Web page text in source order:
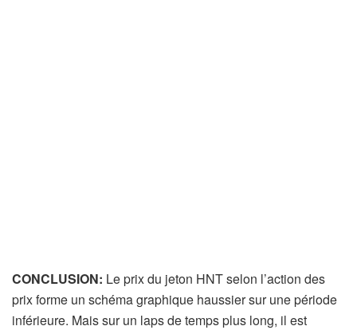
CONCLUSION: Le prix du jeton HNT selon l’action des
prix forme un schéma graphique haussier sur une période
inférieure. Mais sur un laps de temps plus long, il est